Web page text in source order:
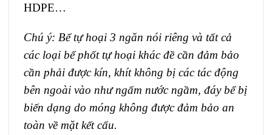
HDPE…
Chú ý: Bể tự hoại 3 ngăn nói riêng và tất cả
các loại bể phốt tự hoại khác đề cần đảm bảo
cần phải được kín, khít không bị các tác động
bên ngoài vào như ngấm nước ngầm, đáy bể bị
biến dạng do móng không được đảm bảo an
toàn về mặt kết cấu.